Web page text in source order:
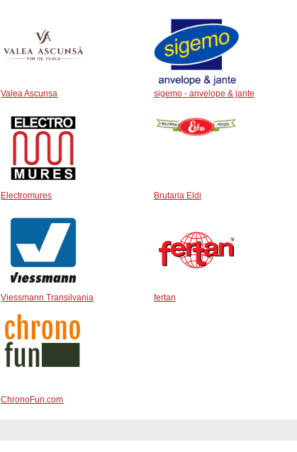
Valea Ascunsa sigemo - anvelope & jante
Electromures Brutaria Eldi
Viessmann Transilvania fertan
ChronoFun.com